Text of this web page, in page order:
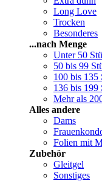
Long Love
Trocken
Besonderes
...nach Menge
Unter 50
50 bis 99
100 bis 135
136 bis 199
Mehr als
Alles andere
Dams
Folien mit
Zubehör
Gleitgel
Sonstiges